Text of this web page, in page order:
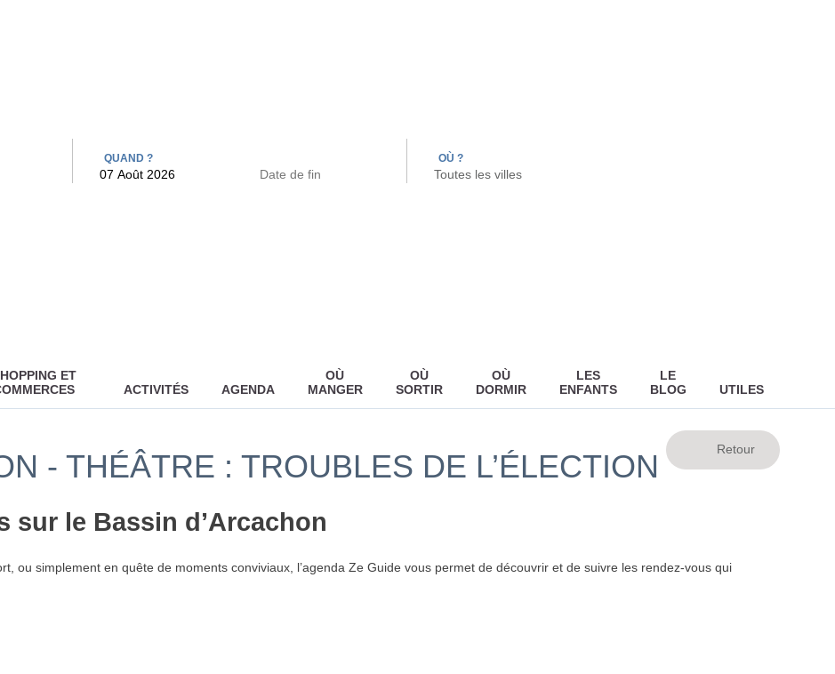
QUAND ? OÙ ?
ET
ACTIVITÉS AGENDA
OÙ
MANGER
OÙ
SORTIR
OÙ
DORMIR
LES
ENFANTS
LE
BLOG
UTILES
- THÉÂTRE : TROUBLES DE L’ÉLECTION
sur le Bassin d’Arcachon
ou simplement en quête de moments conviviaux, l’agenda Ze Guide vous permet de découvrir et de suivre les rendez-vous qui